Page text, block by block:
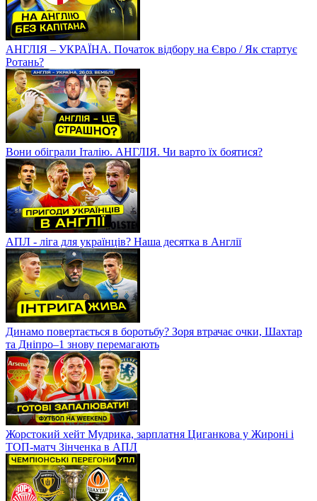
АНГЛІЯ – УКРАЇНА. Початок відбору на Євро / Як стартує
Ротань?
Вони обіграли Італію. АНГЛІЯ. Чи варто їх боятися?
АПЛ - ліга для українців? Наша десятка в Англії
Динамо повертається в боротьбу? Зоря втрачає очки, Шахтар
та Дніпро–1 знову перемагають
Жорстокий хейт Мудрика, зарплатня Циганкова у Жироні і
ТОП-матч Зінченка в АПЛ